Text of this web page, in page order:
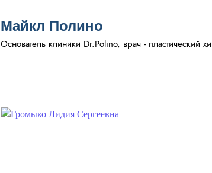
Майкл Полино
Основатель клиники Dr.Polino, врач - пластический